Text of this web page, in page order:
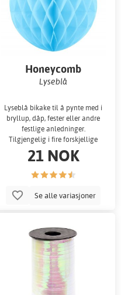
Honeycomb
Lyseblå
Lyseblå bikake til å pynte med i
bryllup, dåp, fester eller andre
festlige anledninger.
Tilgjengelig i fire forskjellige
større
21 NOK
Se alle variasjoner